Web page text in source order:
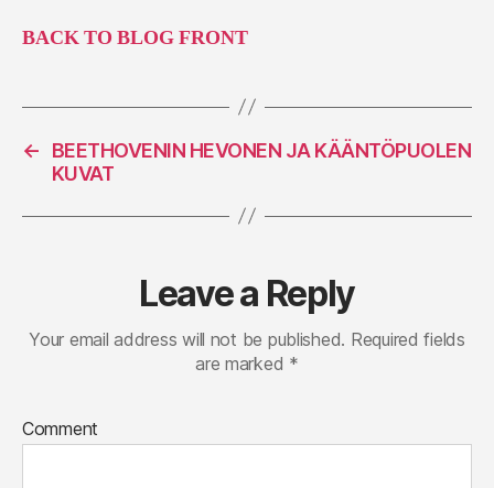
BACK TO BLOG FRONT
←
BEETHOVENIN HEVONEN JA KÄÄNTÖPUOLEN
KUVAT
Leave a Reply
Your email address will not be published. Required fields
are marked *
Comment